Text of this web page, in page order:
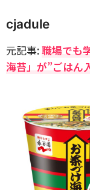
cjadule
元記事:職場でも
海苔」が”ごはん